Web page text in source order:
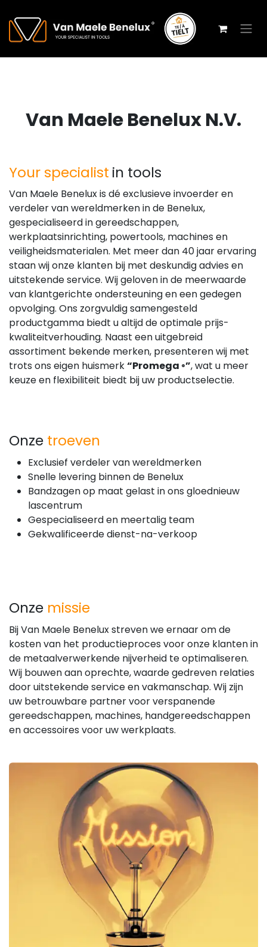
Van Maele Benelux N.V.
Your specialist in tools
Van Maele Benelux is dé exclusieve invoerder en
verdeler van wereldmerken in de Benelux,
gespecialiseerd in gereedschappen,
werkplaatsinrichting, powertools, machines en
veiligheidsmaterialen. Met meer dan 40 jaar ervaring
staan wij onze klanten bij met deskundig advies en
uitstekende service. Wij geloven in de meerwaarde
van klantgerichte ondersteuning en een gedegen
opvolging. Ons zorgvuldig samengesteld
productgamma biedt u altijd de optimale prijs-
kwaliteitverhouding. Naast een uitgebreid
assortiment bekende merken, presenteren wij met
trots ons eigen huismerk“Promega ®”, wat u meer
keuze en flexibiliteit biedt bij uw productselectie.
Onze troeven
Exclusief verdeler van wereldmerken
Snelle levering binnen de Benelux
Bandzagen op maat gelast in ons gloednieuw
lascentrum
Gespecialiseerd en meertalig team
Gekwalificeerde dienst-na-verkoop
Onze missie
Bij Van Maele Benelux streven we ernaar om de
kosten van het productieproces voor onze klanten in
de metaalverwerkende nijverheid te optimaliseren.
Wij bouwen aan oprechte, waarde gedreven relaties
door uitstekende service en vakmanschap. Wij zijn
uw betrouwbare partner voor verspanende
gereedschappen, machines, handgereedschappen
en accessoires voor uw werkplaats.